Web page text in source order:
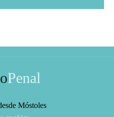
Penal
Móstoles